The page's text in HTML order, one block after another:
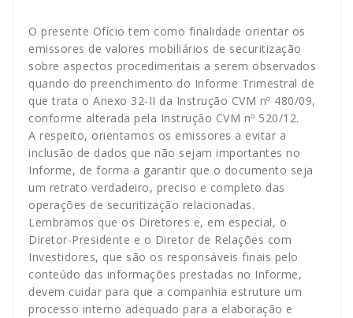
O presente Ofício tem como finalidade orientar os
emissores de valores mobiliários de securitização
sobre aspectos procedimentais a serem observados
quando do preenchimento do Informe Trimestral de
que trata o Anexo 32-II da Instrução CVM nº 480/09,
conforme alterada pela Instrução CVM nº 520/12.
A respeito, orientamos os emissores a evitar a
inclusão de dados que não sejam importantes no
Informe, de forma a garantir que o documento seja
um retrato verdadeiro, preciso e completo das
operações de securitização relacionadas.
Lembramos que os Diretores e, em especial, o
Diretor-Presidente e o Diretor de Relações com
Investidores, que são os responsáveis finais pelo
conteúdo das informações prestadas no Informe,
devem cuidar para que a companhia estruture um
processo interno adequado para a elaboração e